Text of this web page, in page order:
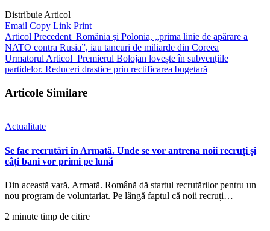
Distribuie Articol
Email Copy Link Print
Articol Precedent România și Polonia, „prima linie de apărare a
NATO contra Rusia”, iau tancuri de miliarde din Coreea
Urmatorul Articol Premierul Bolojan lovește în subvențiile
partidelor. Reduceri drastice prin rectificarea bugetară
Articole Similare
Actualitate
Se fac recrutări în Armată. Unde se vor antrena noii recruți și
câți bani vor primi pe lună
Din această vară, Armată. Română dă startul recrutărilor pentru un
nou program de voluntariat. Pe lângă faptul că noii recruți…
2 minute timp de citire